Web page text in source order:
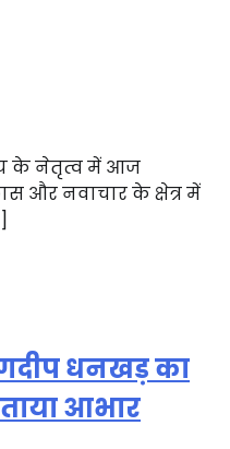
के नेतृत्व में आज
और नवाचार के क्षेत्र में
धनखड़ का
आभार